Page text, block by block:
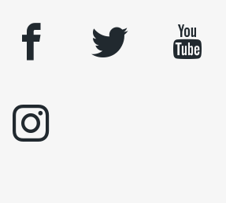
facebook twitter youtube
instagram